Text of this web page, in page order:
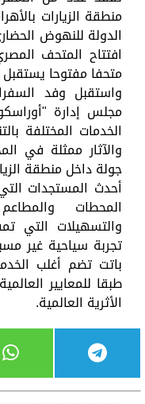
منطقة الزيارات
الدولة للنهوض
افتتاح المتحف
متحفا مفتوحا يستقبل
واستقبل وفد
مجلس إدارة
الخدمات المختلفة
والآثار ممثلة في
جولة داخل منطقة
أحدث المستجدات
المحطات
والتسهيلات التي
تجربة سياحية غير
باتت تضم أغلب
طبقا للمعايير
الأثرية العالمية.